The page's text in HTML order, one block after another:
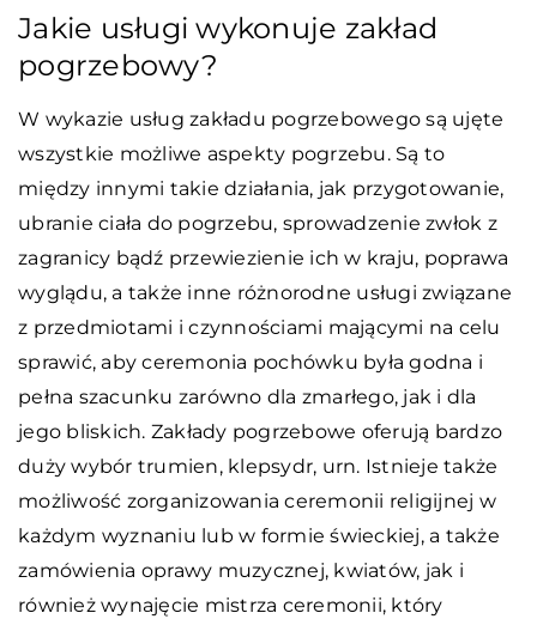
Jakie usługi wykonuje zakład
pogrzebowy?
W wykazie usług zakładu pogrzebowego są ujęte
wszystkie możliwe aspekty pogrzebu. Są to
między innymi takie działania, jak przygotowanie,
ubranie ciała do pogrzebu, sprowadzenie zwłok z
zagranicy bądź przewiezienie ich w kraju, poprawa
wyglądu, a także inne różnorodne usługi związane
z przedmiotami i czynnościami mającymi na celu
sprawić, aby ceremonia pochówku była godna i
pełna szacunku zarówno dla zmarłego, jak i dla
jego bliskich. Zakłady pogrzebowe oferują bardzo
duży wybór trumien, klepsydr, urn. Istnieje także
możliwość zorganizowania ceremonii religijnej w
każdym wyznaniu lub w formie świeckiej, a także
zamówienia oprawy muzycznej, kwiatów, jak i
również wynajęcie mistrza ceremonii, który